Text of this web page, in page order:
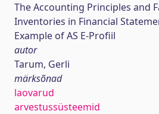
The Accounting Principles and
Inventories in Financial
Example of AS E-Profiil
autor
Tarum, Gerli
märksõnad
laovarud
arvestussüsteemid